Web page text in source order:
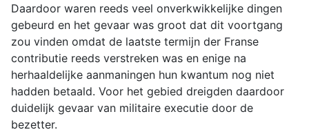
Daardoor waren reeds veel onverkwikkelijke dingen
gebeurd en het gevaar was groot dat dit voortgang
zou vinden omdat de laatste termijn der Franse
contributie reeds verstreken was en enige na
herhaaldelijke aanmaningen hun kwantum nog niet
hadden betaald. Voor het gebied dreigden daardoor
duidelijk gevaar van militaire executie door de
bezetter.